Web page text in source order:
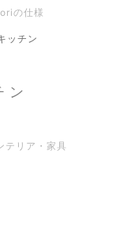
の仕様
ッチン
ン
テリア・家具